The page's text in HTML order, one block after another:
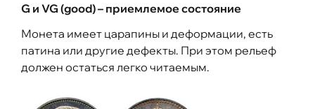
G и VG (good) – приемлемое состояние
Монета имеет царапины и деформации, есть
патина или другие дефекты. При этом рельеф
должен остаться легко читаемым.